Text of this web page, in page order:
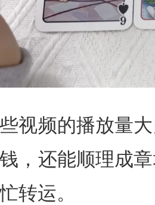
视频的播放量
，还能顺理成
转运。